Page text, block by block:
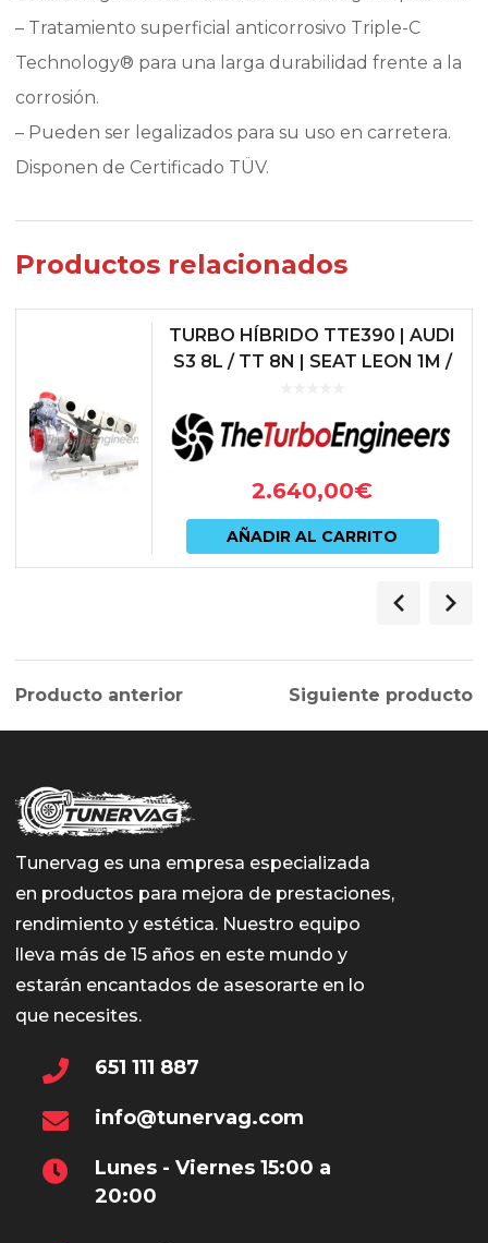
– Tratamiento superficial anticorrosivo Triple-C
Technology® para una larga durabilidad frente a la
corrosión.
– Pueden ser legalizados para su uso en carretera.
Disponen de Certificado TÜV.
Productos relacionados
TURBO HÍBRIDO TTE390 | AUDI
S3 8L / TT 8N | SEAT LEON 1M /
2.640,00€
AÑADIR AL CARRITO
Producto anterior Siguiente producto
Tunervag es una empresa especializada
en productos para mejora de prestaciones,
rendimiento y estética. Nuestro equipo
lleva más de 15 años en este mundo y
estarán encantados de asesorarte en lo
que necesites.
651 111 887
info@tunervag.com
Lunes - Viernes 15:00 a
20:00